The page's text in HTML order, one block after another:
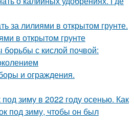
за лилиями в открытом грунте.
в открытом грунте
с кислой почвой:
и ограждения.
под зиму в 2022 году осенью. Как
под зиму, чтобы он был